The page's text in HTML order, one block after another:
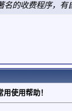
名的收费程序，
使用帮助！